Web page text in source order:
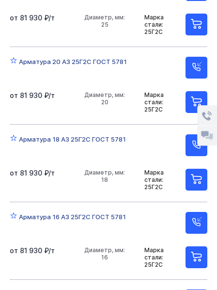
Марка
стали:
25Г2С
Диаметр, мм:
25
от 81 930 ₽/т
Арматура 20 А3 25Г2С ГОСТ 5781
Марка
стали:
25Г2С
Диаметр, мм:
20
от 81 930 ₽/т
Арматура 18 А3 25Г2С ГОСТ 5781
Марка
стали:
25Г2С
Диаметр, мм:
18
от 81 930 ₽/т
Арматура 16 А3 25Г2С ГОСТ 5781
Марка
стали:
25Г2С
Диаметр, мм:
16
от 81 930 ₽/т